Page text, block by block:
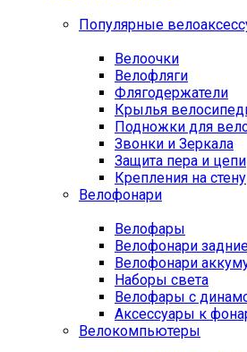
Популярные
Велоочки
Велофляги
Флягодержатели
Крылья
Подножки для
Звонки и Зеркала
Защита пера и цепи
Крепления на стену
Велофонари
Велофары
Велофонари
Велофонари
Наборы света
Велофары с
Аксессуары к
Велокомпьютеры